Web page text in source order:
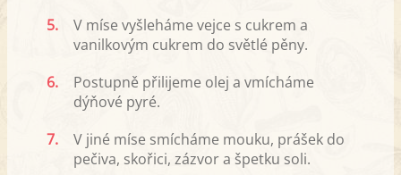
5.
V míse vyšleháme vejce s cukrem a
vanilkovým cukrem do světlé pěny.
6.
Postupně přilijeme olej a vmícháme
dýňové pyré.
7.
V jiné míse smícháme mouku, prášek do
pečiva, skořici, zázvor a špetku soli.